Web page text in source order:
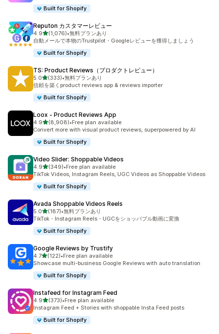
Built for Shopify
Reputon カスタマーレビュー
4.95つ星中
(1,076)
合計レビュー数：1076件
•無料プランあり
自動メールで本物のTrustpilot・Googleレビューを獲得しましょう
Built for Shopify
TS: Product Reviews（プロダクトレビュー）
5.05つ星中
(333)
合計レビュー数：333件
•無料プランあり
信頼を築くproduct reviews app & reviews importer
Built for Shopify
Loox ‑ Product Reviews App
4.95つ星中
(8,908)
合計レビュー数：8908件
•Free plan available
Convert more with visual product reviews, superpowered by AI
Built for Shopify
Video Slider: Shoppable Videos
4.95つ星中
(349)
合計レビュー数：349件
•Free plan available
TikTok Videos, Instagram Reels, UGC Videos as Shoppable Videos
Built for Shopify
Avada Shoppable Videos Reels
5.05つ星中
(187)
合計レビュー数：187件
•無料プランあり
TikTok・Instagram Reels・UGCをショッパブル動画に変換
Built for Shopify
Google Reviews by Trustify
4.75つ星中
(122)
合計レビュー数：122件
•Free plan available
Showcase multi-business Google Reviews with auto translation
Built for Shopify
Instafeed for Instagram Feed
4.95つ星中
(373)
合計レビュー数：373件
•Free plan available
Instagram Feed + Stories with shoppable Insta Feed posts
Built for Shopify